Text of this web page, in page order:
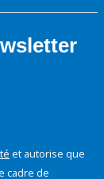
et autorise que
cadre de